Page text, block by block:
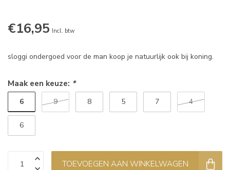
€16,95 Incl. btw
sloggi ondergoed voor de man koop je natuurlijk ook bij koning.
Maak een keuze: *
6 9 8 5 7 4
6
TOEVOEGEN AAN WINKELWAGEN